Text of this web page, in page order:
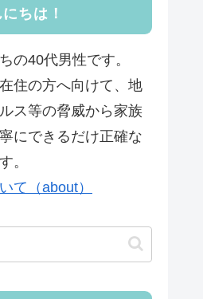
ちは！
の40代男性です。
住の方へ向けて、地
ス等の脅威から家族
にできるだけ正確な
。
て（about）